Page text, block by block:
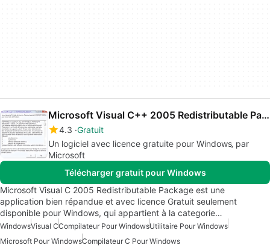
Microsoft Visual C++ 2005 Redistributable Package
4.3 Gratuit
Un logiciel avec licence gratuite pour Windows‚ par
Microsoft
Télécharger gratuit pour Windows
Microsoft Visual C 2005 Redistributable Package est une
application bien répandue et avec licence Gratuit seulement
disponible pour Windows, qui appartient à la categorie…
WindowsVisual CCompilateur Pour WindowsUtilitaire Pour Windows
Microsoft Pour WindowsCompilateur C Pour Windows